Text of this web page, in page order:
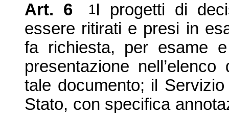
Art. 6 1I progetti di
essere ritirati e presi in
fa richiesta, per esame e
presentazione
tale documento; il
Stato, con specifica